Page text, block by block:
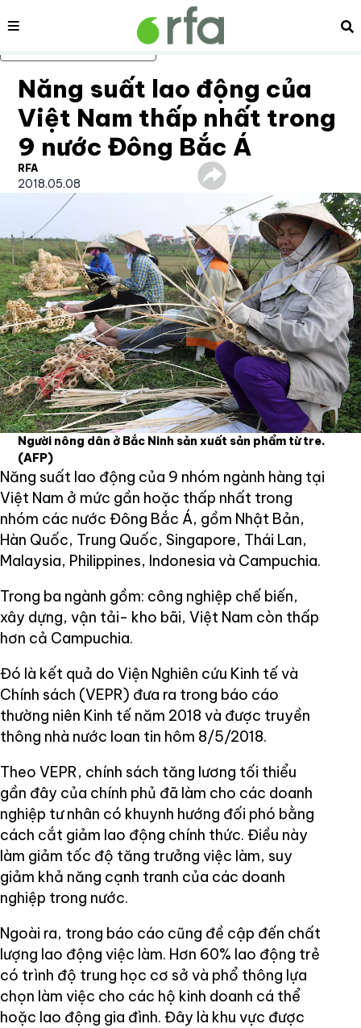
Bỏ qua nội dung chính
Nội dung
Năng suất lao động của
Việt Nam thấp nhất trong
9 nước Đông Bắc Á
RFA
2018.05.08
Người nông dân ở Bắc Ninh sản xuất sản phẩm từ tre.
(AFP)
Năng suất lao động của 9 nhóm ngành hàng tại
Việt Nam ở mức gần hoặc thấp nhất trong
nhóm các nước Đông Bắc Á, gồm Nhật Bản,
Hàn Quốc, Trung Quốc, Singapore, Thái Lan,
Malaysia, Philippines, Indonesia và Campuchia.
Trong ba ngành gồm: công nghiệp chế biến,
xây dựng, vận tải- kho bãi, Việt Nam còn thấp
hơn cả Campuchia.
Đó là kết quả do Viện Nghiên cứu Kinh tế và
Chính sách (VEPR) đưa ra trong báo cáo
thường niên Kinh tế năm 2018 và được truyền
thông nhà nước loan tin hôm 8/5/2018.
Theo VEPR, chính sách tăng lương tối thiểu
gần đây của chính phủ đã làm cho các doanh
nghiệp tư nhân có khuynh hướng đối phó bằng
cách cắt giảm lao động chính thức. Điều này
làm giảm tốc độ tăng trưởng việc làm, suy
giảm khả năng cạnh tranh của các doanh
nghiệp trong nước.
Ngoài ra, trong báo cáo cũng đề cập đến chất
lượng lao động việc làm. Hơn 60% lao động trẻ
có trình độ trung học cơ sở và phổ thông lựa
chọn làm việc cho các hộ kinh doanh cá thể
hoặc lao động gia đình. Đây là khu vực được